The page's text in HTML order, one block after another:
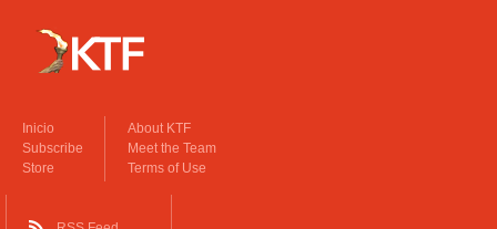
Inicio
Subscribe
Store
About KTF
Meet the Team
Terms of Use